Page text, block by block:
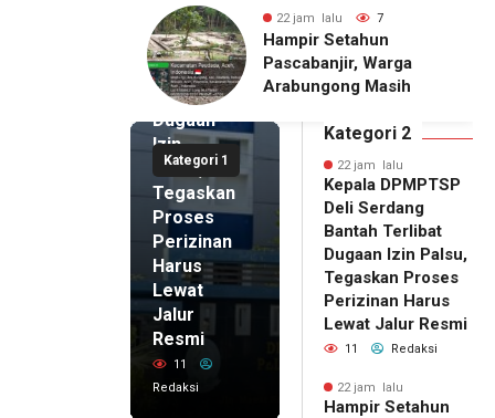
23 jam lalu 6
Pria Terduga
Penganiayaan terhadap
Seorang Wanita di
Kategori 1
Deli
Serdang
Bantah
Terlibat
Dugaan
Izin
Palsu,
Tegaskan
Proses
Perizinan
Harus
Lewat
Jalur
Resmi
11
Redaksi
Kategori 2
22 jam lalu
Kepala DPMPTSP
Deli Serdang
Bantah Terlibat
Dugaan Izin Palsu,
Tegaskan Proses
Perizinan Harus
Lewat Jalur Resmi
11 Redaksi
22 jam lalu
Hampir Setahun